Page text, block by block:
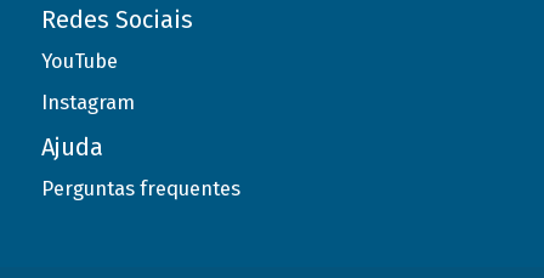
Redes Sociais
YouTube
Instagram
Ajuda
Perguntas frequentes